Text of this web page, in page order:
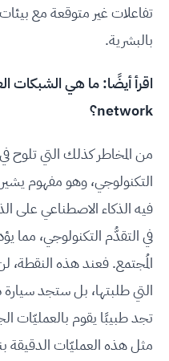
تفاعلات غير متوقعة مع
بالبشرية.
اقرأ أيضًا:
network؟
من المخاطر كذلك التي تلوح
التكنولوجي، وهو مفهوم
فيه الذكاء الاصطناعي على
في التقدُّم التكنولوجي، مما
المُجتمع. فعند هذه النقطة،
التي طلبتها، بل ستجد سيارة
تجد طبيبًا يقوم بالعمليّات
مثل هذه العمليّات